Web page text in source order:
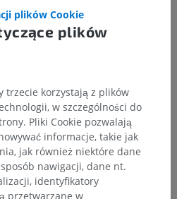
braku zewnętrznego źródła
często spowodowane
w utrzymaniu
ciała wskutek
przedsionkowej.
tłumaczeniem? ZGŁOŚ
plików
plików Cookie
trzecie korzystają z plików
w szczególności do
Pliki Cookie pozwalają
informacje, takie jak
jak również niektóre dane
nawigacji, dane nt.
identyfikatory
przetwarzane w